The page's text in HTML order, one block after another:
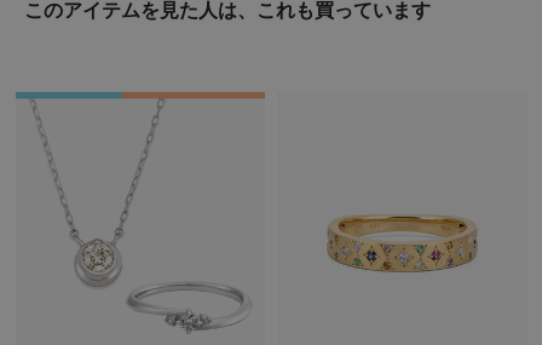
このアイテムを見た人は、これも買っています